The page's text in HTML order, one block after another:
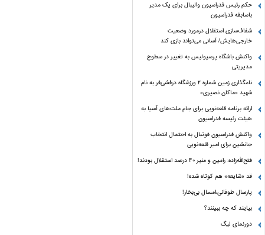
حکم رئیس فدراسیون والیبال برای یک مدیر
باسابقه فدراسیون
شفاف‌سازی استقلال درمورد وضعیت
خارجی‌هایش/ آسانی می‌تواند بازی کند
واکنش باشگاه پرسپولیس به تغییر در سطوح
مدیریتی
نامگذاری زمین شماره ۲ ورزشگاه درفشی‌فر به نام
شهید «ماکان نصیری»
ارائه برنامه‌ قلعه‌نویی برای جام ملت‌های آسیا به
هیئت رئیسه فدراسیون
واکنش فدراسیون فوتبال به احتمال انتخاب
جانشین برای امیر قلعه‌نویی
فتح‌الله‌زاده: رامین و منیر 40 درصد استقلال بودند!
قد «شایعه» هم کوتاه شده!
پارسال طوفانی،امسال بی‌بخار!
بیایند که چه ببینند؟
دورنمای لیگ